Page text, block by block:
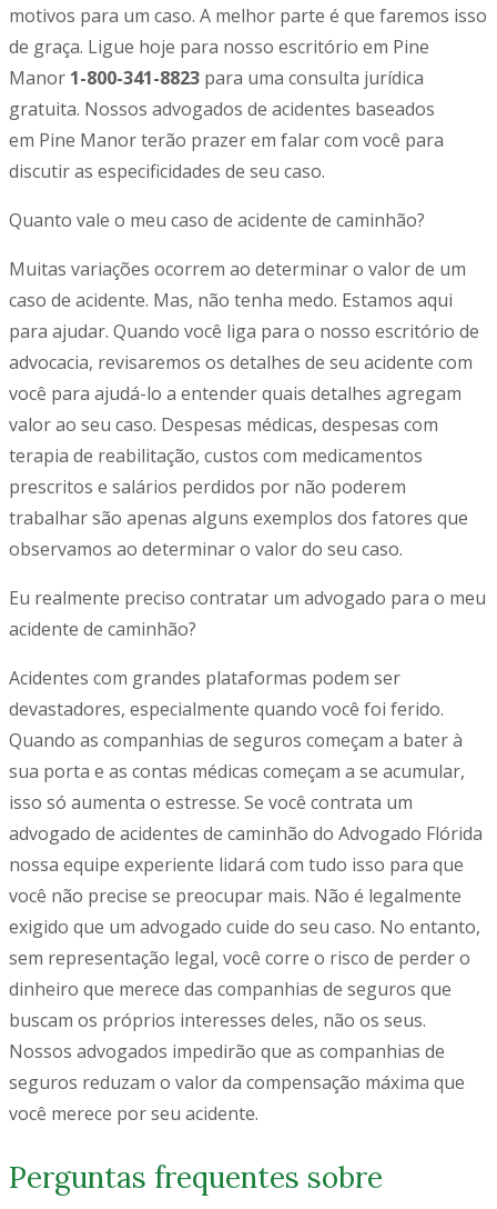
motivos para um caso. A melhor parte é que faremos isso
de graça. Ligue hoje para nosso escritório em Pine
Manor 1-800-341-8823 para uma consulta jurídica
gratuita. Nossos advogados de acidentes baseados
em Pine Manorterão prazer em falar com você para
discutir as especificidades de seu caso.
Quanto vale o meu caso de acidente de caminhão?
Muitas variações ocorrem ao determinar o valor de um
caso de acidente. Mas, não tenha medo. Estamos aqui
para ajudar. Quando você liga para o nosso escritório de
advocacia, revisaremos os detalhes de seu acidente com
você para ajudá-lo a entender quais detalhes agregam
valor ao seu caso. Despesas médicas, despesas com
terapia de reabilitação, custos com medicamentos
prescritos e salários perdidos por não poderem
trabalhar são apenas alguns exemplos dos fatores que
observamos ao determinar o valor do seu caso.
Eu realmente preciso contratar um advogado para o meu
acidente de caminhão?
Acidentes com grandes plataformas podem ser
devastadores, especialmente quando você foi ferido.
Quando as companhias de seguros começam a bater à
sua porta e as contas médicas começam a se acumular,
isso só aumenta o estresse. Se você contrata um
advogado de acidentes de caminhão do Advogado Flórida
nossa equipe experiente lidará com tudo isso para que
você não precise se preocupar mais. Não é legalmente
exigido que um advogado cuide do seu caso. No entanto,
sem representação legal, você corre o risco de perder o
dinheiro que merece das companhias de seguros que
buscam os próprios interesses deles, não os seus.
Nossos advogados impedirão que as companhias de
seguros reduzam o valor da compensação máxima que
você merece por seu acidente.
Perguntas frequentes sobre